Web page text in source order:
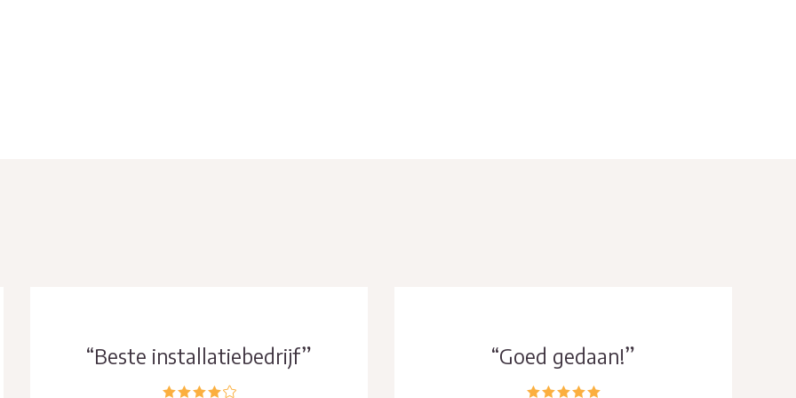
“Vriendelijke medewerker” “Goed gedaan”